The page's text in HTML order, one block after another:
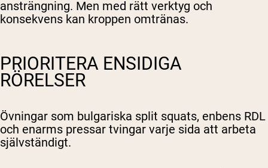
ansträngning. Men med rätt verktyg och
konsekvens kan kroppen omtränas.
PRIORITERA ENSIDIGA
RÖRELSER
Övningar som bulgariska split squats, enbens RDL
och enarms pressar tvingar varje sida att arbeta
självständigt.